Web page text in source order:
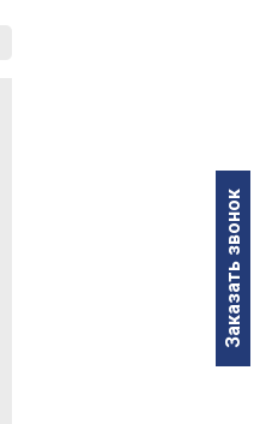
Заказать звонок
Расход жидкого азота
Объем вымораживающего
Пролет паров масла при